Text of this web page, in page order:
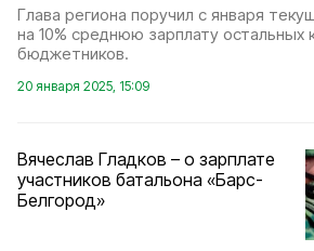
Глава региона поручил с января
на 10% среднюю зарплату остальных
бюджетников.
20 января 2025, 15:09
Вячеслав Гладков – о зарплате
участников батальона «Барс-
Белгород»